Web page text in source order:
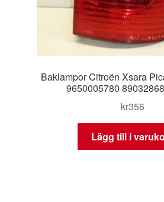
Baklampor Citroën Xsara
9650005780
kr356
Lägg till i